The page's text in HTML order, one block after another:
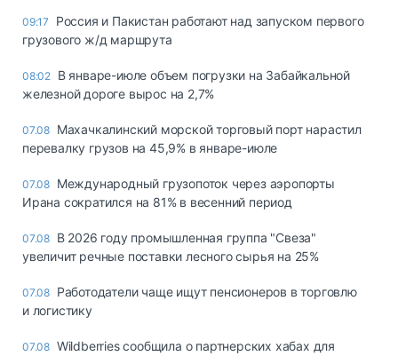
09:17
Россия и Пакистан работают над запуском первого
грузового ж/д маршрута
08:02 В январе-июле объем погрузки на Забайкальной
железной дороге вырос на 2,7%
07.08 Махачкалинский морской торговый порт нарастил
перевалку грузов на 45,9% в январе-июле
07.08 Международный грузопоток через аэропорты
Ирана сократился на 81% в весенний период
07.08 В 2026 году промышленная группа "Свеза"
увеличит речные поставки лесного сырья на 25%
07.08 Работодатели чаще ищут пенсионеров в торговлю
и логистику
07.08 Wildberries сообщила о партнерских хабах для